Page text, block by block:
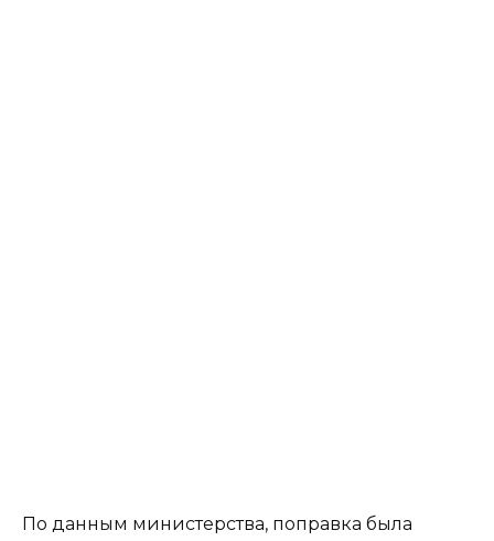
По данным министерства, поправка была